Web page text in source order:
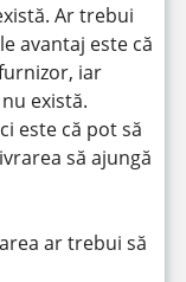
Ar trebui
avantaj este că
iar
există.
este că pot să
să ajungă
ar trebui să